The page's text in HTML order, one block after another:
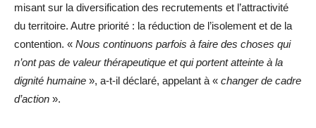
misant sur la diversification des recrutements et l’attractivité
du territoire. Autre priorité : la réduction de l’isolement et de la
contention. « Nous continuons parfois à faire des choses qui
n’ont pas de valeur thérapeutique et qui portent atteinte à la
dignité humaine », a-t-il déclaré, appelant à « changer de cadre
d’action ».